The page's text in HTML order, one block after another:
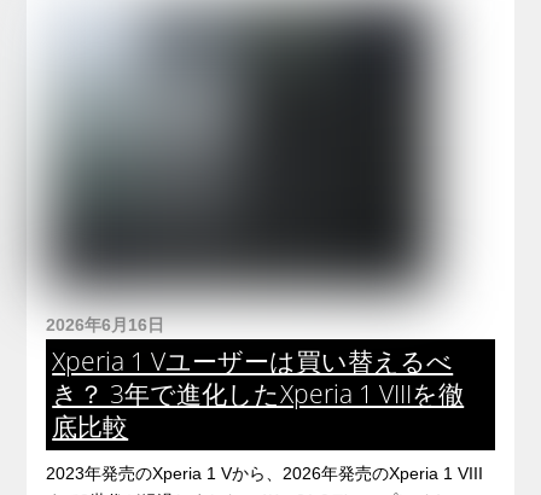
2026年6月16日
Xperia 1 Vユーザーは買い替えるべ
き？ 3年で進化したXperia 1 VIIIを徹
底比較
2023年発売のXperia 1 Vから、2026年発売のXperia 1 VIII